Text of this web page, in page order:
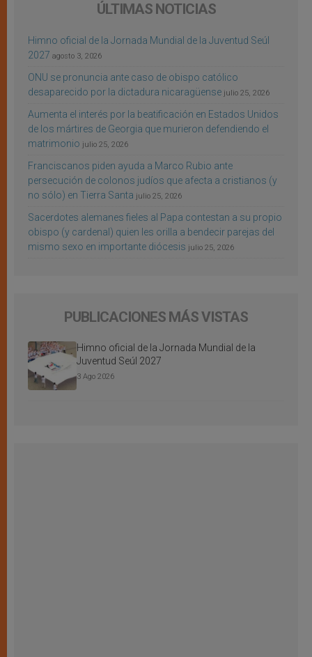
ÚLTIMAS NOTICIAS
Himno oficial de la Jornada Mundial de la Juventud Seúl
2027 agosto 3, 2026
ONU se pronuncia ante caso de obispo católico
desaparecido por la dictadura nicaragüense julio 25, 2026
Aumenta el interés por la beatificación en Estados Unidos
de los mártires de Georgia que murieron defendiendo el
matrimonio julio 25, 2026
Franciscanos piden ayuda a Marco Rubio ante
persecución de colonos judíos que afecta a cristianos (y
no sólo) en Tierra Santa julio 25, 2026
Sacerdotes alemanes fieles al Papa contestan a su propio
obispo (y cardenal) quien les orilla a bendecir parejas del
mismo sexo en importante diócesis julio 25, 2026
PUBLICACIONES MÁS VISTAS
Himno oficial de la Jornada Mundial de la
Juventud Seúl 2027
3 Ago 2026